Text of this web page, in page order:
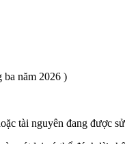
ba năm 2026 )
tài nguyên đang được